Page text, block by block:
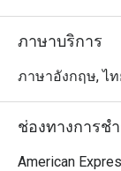
ภาษาบริการ
ภาษาอังกฤษ, ไท
ช่องทางการชำ
American